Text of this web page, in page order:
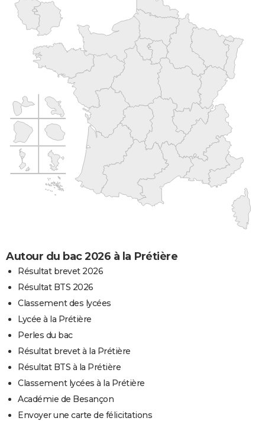
Autour du bac 2026 à la Prétière
Résultat brevet 2026
Résultat BTS 2026
Classement des lycées
Lycée à la Prétière
Perles du bac
Résultat brevet à la Prétière
Résultat BTS à la Prétière
Classement lycées à la Prétière
Académie de Besançon
Envoyer une carte de félicitations